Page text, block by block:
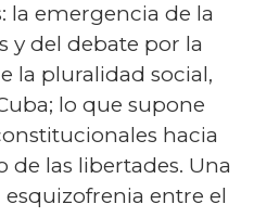
la emergencia de la
y del debate por la
la pluralidad social,
lo que supone
hacia
las libertades. Una
entre el